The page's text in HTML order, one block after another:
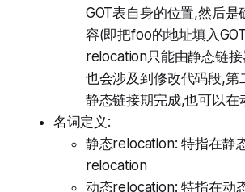
GOT表自身的位置,然后是
容(即把foo的地址填入
relocation只能由静态链
也会涉及到修改代码段,第
静态链接期完成,也可以在
名词定义:
静态relocation: 特指在静
relocation
动态relocation: 特指在动